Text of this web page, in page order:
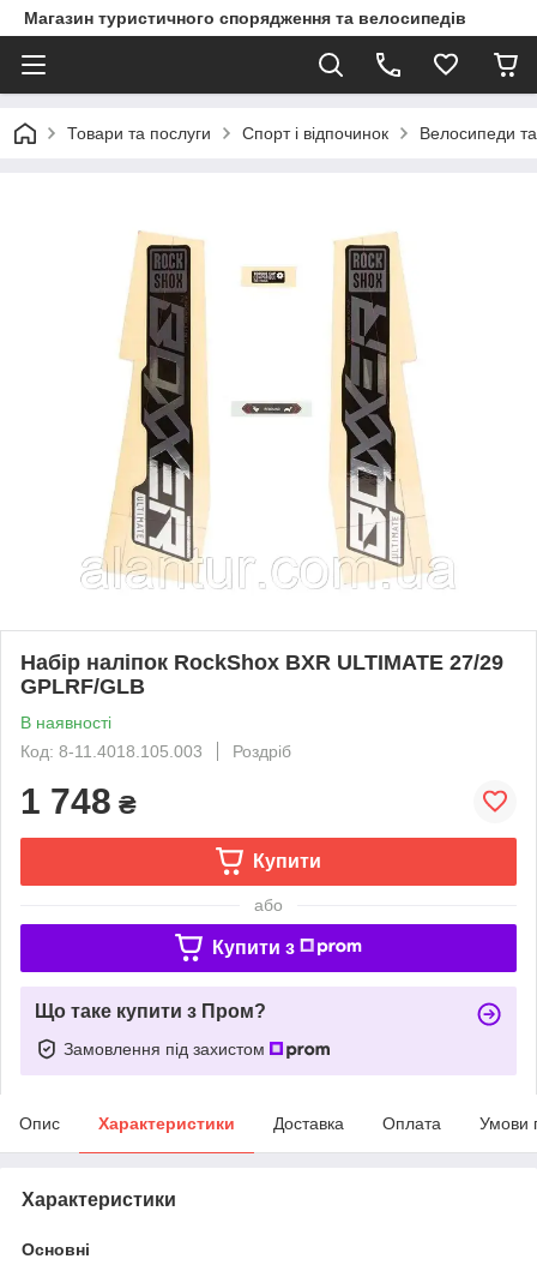
Магазин туристичного спорядження та велосипедів
Товари та послуги Спорт і відпочинок Велосипеди
Набір наліпок RockShox BXR ULTIMATE 27/29
GPLRF/GLB
В наявності
Код: 8-11.4018.105.003
Роздріб
1 748 ₴
Купити
або
Купити з
Що таке купити з Пром?
Замовлення під захистом
Опис Характеристики Доставка Оплата Умови
Характеристики
Основні